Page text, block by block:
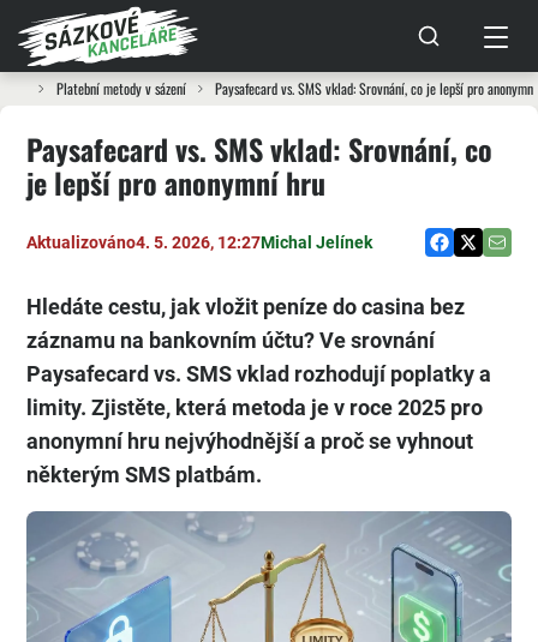
Platební metody v sázení Paysafecard vs. SMS vklad: Srovnání, co je lepší pro
Paysafecard vs. SMS vklad: Srovnání, co
je lepší pro anonymní hru
Aktualizováno4. 5. 2026, 12:27Michal Jelínek
Hledáte cestu, jak vložit peníze do casina bez
záznamu na bankovním účtu? Ve srovnání
Paysafecard vs. SMS vklad rozhodují poplatky a
limity. Zjistěte, která metoda je v roce 2025 pro
anonymní hru nejvýhodnější a proč se vyhnout
některým SMS platbám.